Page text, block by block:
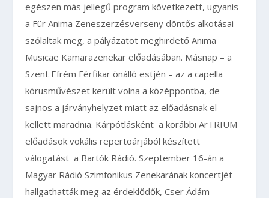
egészen más jellegű program következett, ugyanis
a Für Anima Zeneszerzésverseny döntős alkotásai
szólaltak meg, a pályázatot meghirdető Anima
Musicae Kamarazenekar előadásában. Másnap – a
Szent Efrém Férfikar önálló estjén – az a capella
kórusművészet került volna a középpontba, de
sajnos a járványhelyzet miatt az előadásnak el
kellett maradnia. Kárpótlásként a korábbi ArTRIUM
előadások vokális repertoárjából készített
válogatást a Bartók Rádió. Szeptember 16-án a
Magyar Rádió Szimfonikus Zenekarának koncertjét
hallgathatták meg az érdeklődők, Cser Ádám